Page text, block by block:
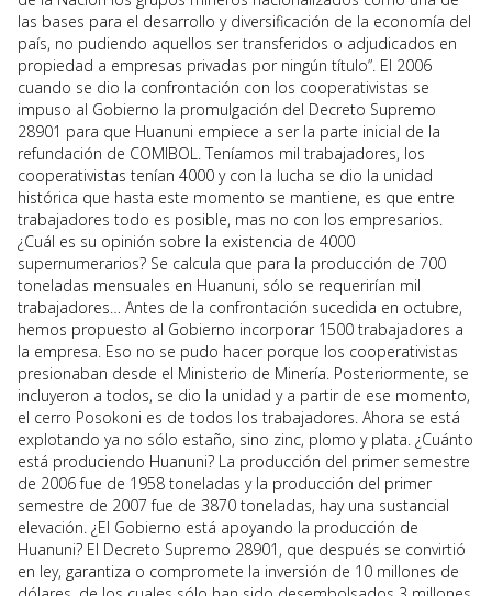
las bases para el desarrollo y diversificación de la economía del
país, no pudiendo aquellos ser transferidos o adjudicados en
propiedad a empresas privadas por ningún título”. El 2006
cuando se dio la confrontación con los cooperativistas se
impuso al Gobierno la promulgación del Decreto Supremo
28901 para que Huanuni empiece a ser la parte inicial de la
refundación de COMIBOL. Teníamos mil trabajadores, los
cooperativistas tenían 4000 y con la lucha se dio la unidad
histórica que hasta este momento se mantiene, es que entre
trabajadores todo es posible, mas no con los empresarios.
¿Cuál es su opinión sobre la existencia de 4000
supernumerarios? Se calcula que para la producción de 700
toneladas mensuales en Huanuni, sólo se requerirían mil
trabajadores… Antes de la confrontación sucedida en octubre,
hemos propuesto al Gobierno incorporar 1500 trabajadores a
la empresa. Eso no se pudo hacer porque los cooperativistas
presionaban desde el Ministerio de Minería. Posteriormente, se
incluyeron a todos, se dio la unidad y a partir de ese momento,
el cerro Posokoni es de todos los trabajadores. Ahora se está
explotando ya no sólo estaño, sino zinc, plomo y plata. ¿Cuánto
está produciendo Huanuni? La producción del primer semestre
de 2006 fue de 1958 toneladas y la producción del primer
semestre de 2007 fue de 3870 toneladas, hay una sustancial
elevación. ¿El Gobierno está apoyando la producción de
Huanuni? El Decreto Supremo 28901, que después se convirtió
en ley, garantiza o compromete la inversión de 10 millones de